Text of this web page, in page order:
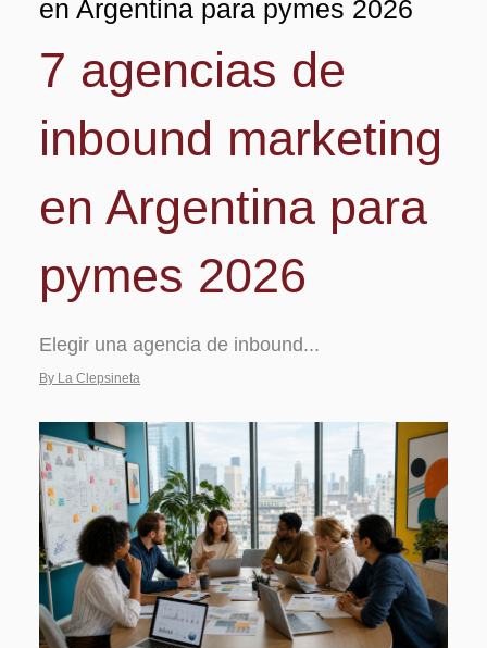
en Argentina para pymes 2026
7 agencias de
inbound marketing
en Argentina para
pymes 2026
Elegir una agencia de inbound...
By La Clepsineta